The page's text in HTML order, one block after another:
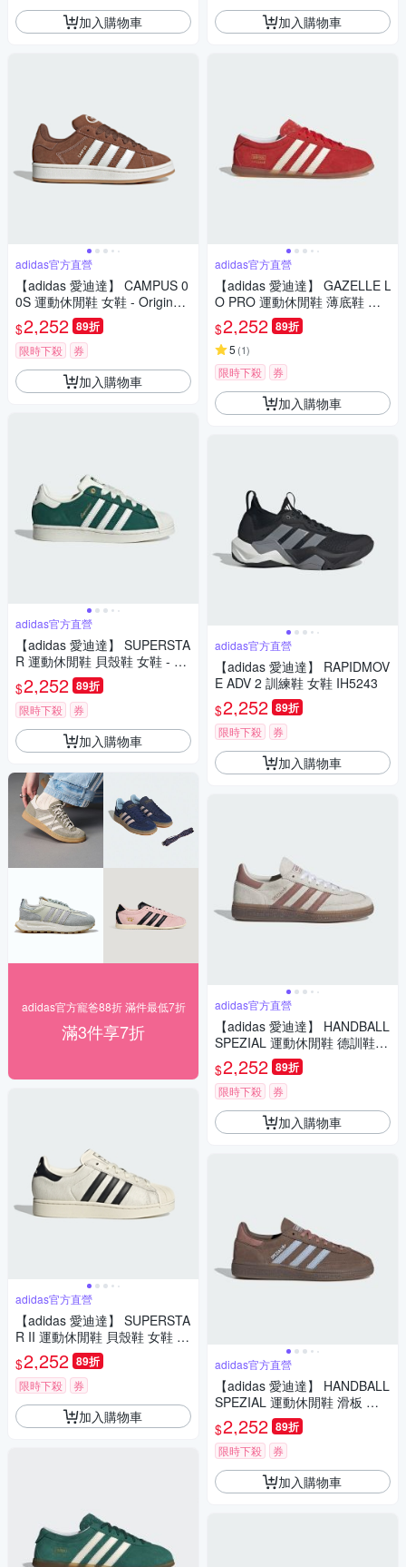
加入購物車
adidas官方直營
【adidas 愛迪達】 CAMPUS 0
0S 運動休閒鞋 女鞋 - Originals
JS2760
$2,252 89折
限時下殺 券
加入購物車
adidas官方直營
【adidas 愛迪達】 SUPERSTA
R 運動休閒鞋 貝殼鞋 女鞋 - Ori
ginals IF7672
$2,252 89折
限時下殺 券
加入購物車
adidas官方寵爸88折 滿件最低7折
滿3件享7折
adidas官方直營
【adidas 愛迪達】 SUPERSTA
R II 運動休閒鞋 貝殼鞋 女鞋 -
Originals JQ7418
$2,252 89折
限時下殺 券
加入購物車
加入購物車
adidas官方直營
【adidas 愛迪達】 GAZELLE L
O PRO 運動休閒鞋 薄底鞋 德
訓鞋 滑板 女鞋 - Originals JR5
744
$2,252 89折
5 (1)
限時下殺 券
加入購物車
adidas官方直營
【adidas 愛迪達】 RAPIDMOV
E ADV 2 訓練鞋 女鞋 IH5243
$2,252 89折
限時下殺 券
加入購物車
adidas官方直營
【adidas 愛迪達】 HANDBALL
SPEZIAL 運動休閒鞋 德訓鞋
滑板 女鞋 - Originals IH1510
$2,252 89折
限時下殺 券
加入購物車
adidas官方直營
【adidas 愛迪達】 HANDBALL
SPEZIAL 運動休閒鞋 滑板 德
訓鞋 復古 女鞋 - Originals IH1
503
$2,252 89折
限時下殺 券
加入購物車